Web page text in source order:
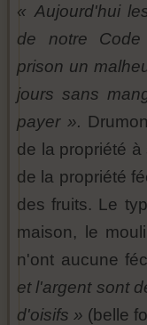
« Aujourd'hui
de notre
prison un
jours sans
payer ».
de la propriété
de la propriété
des fruits. Le
maison, le
n'ont aucune
et l'argent sont
d'oisifs » (belle